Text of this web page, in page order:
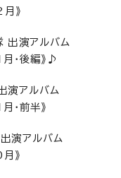
》
出演アルバム
・後編》♪
演アルバム
・前半》
演アルバム
》